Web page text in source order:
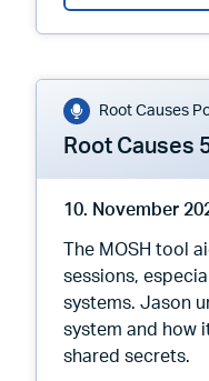
Root Causes
Root Causes
10. November
The MOSH tool
sessions,
systems. Jason
system and how
shared secrets.